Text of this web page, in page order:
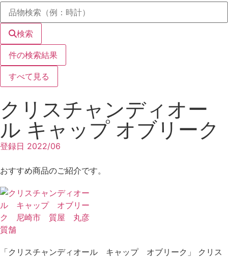
検索
件の検索結果
すべて見る
クリスチャンディオー
ル キャップ オブリーク
登録日 2022/06
おすすめ商品のご紹介です。
「クリスチャンディオール キャップ オブリーク」 クリス